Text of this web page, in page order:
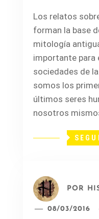
Los relatos
forman la base
mitología
importante para
sociedades de
somos los
últimos seres
nosotros
POR
08/03/2016